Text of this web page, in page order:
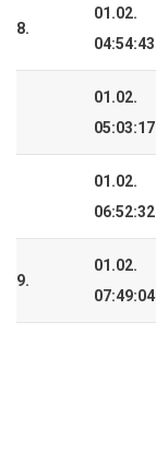
8.
01.02.
04:54:43
01.02.
05:03:17
01.02.
06:52:32
9.
01.02.
07:49:04